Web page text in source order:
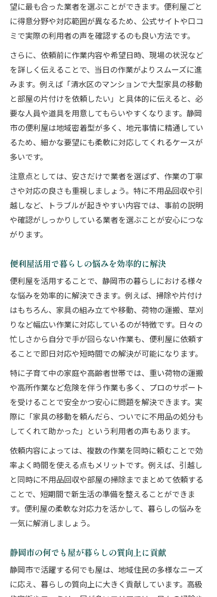
望に最も合った業者を選ぶことができます。便利屋ごと
に得意分野や対応範囲が異なるため、公式サイトや口コ
ミで実際の利用者の声を確認するのも良い方法です。
さらに、依頼前に作業内容や希望日時、現場の状況など
を詳しく伝えることで、当日の作業がよりスムーズに進
みます。例えば「清水区のマンションで大型家具の移動
と部屋の片付けを依頼したい」と具体的に伝えると、必
要な人員や道具を用意してもらいやすくなります。静岡
市の便利屋は地域密着型が多く、地元事情に精通してい
るため、細かな要望にも柔軟に対応してくれるケースが
多いです。
注意点としては、安さだけで業者を選ばず、作業の丁寧
さや対応の良さも重視しましょう。特に不用品回収や引
越しなど、トラブルが起きやすい内容では、事前の説明
や確認がしっかりしている業者を選ぶことが安心につな
がります。
便利屋活用で暮らしの悩みを効率的に解決
便利屋を活用することで、静岡市の暮らしにおける様々
な悩みを効率的に解決できます。例えば、掃除や片付け
はもちろん、家具の組み立てや移動、荷物の運搬、草刈
りなど幅広い作業に対応しているのが特徴です。日々の
忙しさから自分で手が回らない作業も、便利屋に依頼す
ることで即日対応や短時間での解決が可能になります。
特に子育て中の家庭や高齢者世帯では、重い荷物の運搬
や高所作業など危険を伴う作業も多く、プロのサポート
を受けることで安全かつ安心に問題を解決できます。実
際に「家具の移動を頼んだら、ついでに不用品の処分も
してくれて助かった」という利用者の声もあります。
依頼内容によっては、複数の作業を同時に頼むことで効
率よく時間を使える点もメリットです。例えば、引越し
と同時に不用品回収や部屋の掃除までまとめて依頼する
ことで、短期間で新生活の準備を整えることができま
す。便利屋の柔軟な対応力を活かして、暮らしの悩みを
一気に解消しましょう。
静岡市の何でも屋が暮らしの質向上に貢献
静岡市で活躍する何でも屋は、地域住民の多様なニーズ
に応え、暮らしの質向上に大きく貢献しています。高級